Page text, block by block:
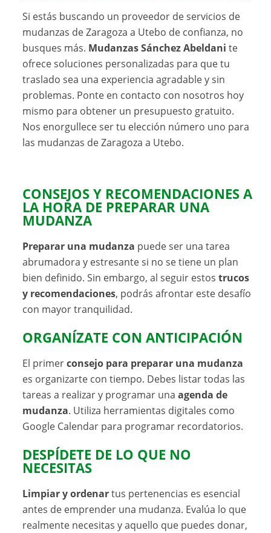
Si estás buscando un proveedor de servicios de
mudanzas de Zaragoza a Utebo de confianza, no
busques más. Mudanzas Sánchez Abeldanite
ofrece soluciones personalizadas para que tu
traslado sea una experiencia agradable y sin
problemas. Ponte en contacto con nosotros hoy
mismo para obtener un presupuesto gratuito.
Nos enorgullece ser tu elección número uno para
las mudanzas de Zaragoza a Utebo.
CONSEJOS Y RECOMENDACIONES A
LA HORA DE PREPARAR UNA
MUDANZA
Preparar una mudanza puede ser una tarea
abrumadora y estresante si no se tiene un plan
bien definido. Sin embargo, al seguir estostrucos
y recomendaciones, podrás afrontar este desafío
con mayor tranquilidad.
ORGANÍZATE CON ANTICIPACIÓN
El primerconsejo para preparar una mudanza
es organizarte con tiempo. Debes listar todas las
tareas a realizar y programar unaagenda de
mudanza. Utiliza herramientas digitales como
Google Calendar para programar recordatorios.
DESPÍDETE DE LO QUE NO
NECESITAS
Limpiar y ordenartus pertenencias es esencial
antes de emprender una mudanza. Evalúa lo que
realmente necesitas y aquello que puedes donar,